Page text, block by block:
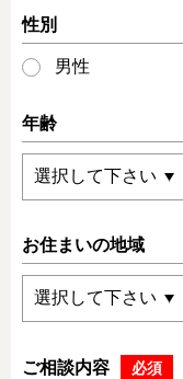
性別
男性
年齢
お住まいの地域
ご相談内容 必須